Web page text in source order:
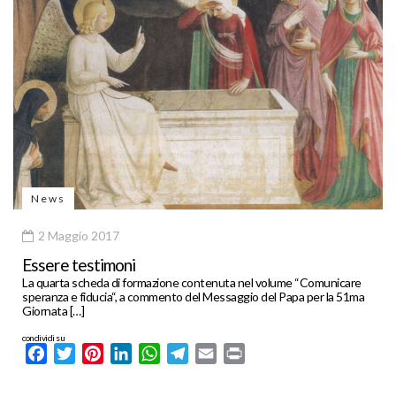
News
2 Maggio 2017
Essere testimoni
La quarta scheda di formazione contenuta nel volume “Comunicare
speranza e fiducia“, a commento del Messaggio del Papa per la 51ma
Giornata […]
condividi su
FacebookTwitterPinterestLinkedInWhatsApp
Telegram
Email